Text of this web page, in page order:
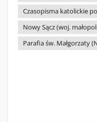
Czasopisma katolickie
Nowy Sącz (woj.
Parafia św. Małgorzaty